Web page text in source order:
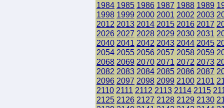
1984 1985 1986 1987 1988 1989
1998 1999 2000 2001 2002 2003
2012 2013 2014 2015 2016 2017
2026 2027 2028 2029 2030 2031
2040 2041 2042 2043 2044 2045
2054 2055 2056 2057 2058 2059
2068 2069 2070 2071 2072 2073
2082 2083 2084 2085 2086 2087
2096 2097 2098 2099 2100 2101
2110 2111 2112 2113 2114 2115
2125 2126 2127 2128 2129 2130